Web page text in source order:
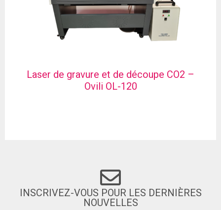
Laser de gravure et de découpe CO2 –
Ovili OL-120
INSCRIVEZ-VOUS POUR LES DERNIÈRES
NOUVELLES